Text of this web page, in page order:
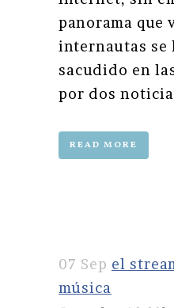
panorama que
internautas se
sacudido en
por dos
READ MORE
07 Sep el
música